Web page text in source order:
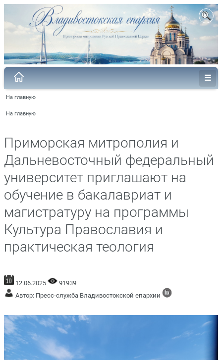
На главную
На главную
Приморская митрополия и
Дальневосточный федеральный
университет приглашают на
обучение в бакалавриат и
магистратуру на программы
Культура Православия и
практическая теология
12.06.2025
91939
Автор: Пресс-служба Владивостокской епархии